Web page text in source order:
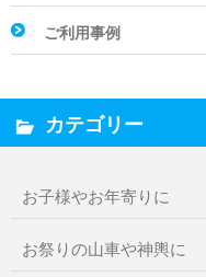
ご利用事例
カテゴリー
お子様やお年寄りに
お祭りの山車や神輿に